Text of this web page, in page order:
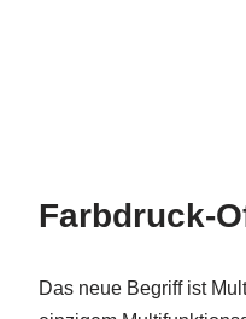
Farbdruck-
Das neue Begriff ist